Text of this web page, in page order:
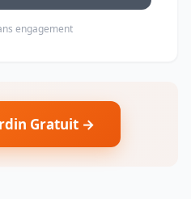
engagement
Gratuit →